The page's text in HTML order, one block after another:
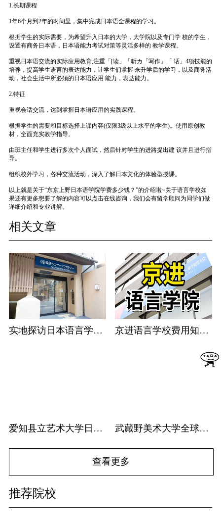
1.长期课程
1年6个月到2年的时间里，集中完成日本语全课程的学习。
根据学生的实际需要，为希望升入日本的大学，大学院以及专门学 校的学生，
设置有商务日本语，日本语能力考试对策等灵活多样的 教学课程。
重视日本语交流的实际应用教育,注重「[读」「听カ「写作」「 话」4项技能的
培养，提高学生语言的表达能力，让学生们掌握 来升学后的学习，以及商务活
动，社会生活中所必须的日本语应用 能力，表达能力。
2.特征
重视会话交流，达到掌握日本语应用的实践课程。
根据学生的需要和目标选择上课内容(仅限3级以上水平的学生)。使用原创教
材，全面充实教学指导。
由班主任和学生进行多次个人面试，然后针对学生的进路提出建 议并且进行指
导。
组织校外学习，各种交流活动，深入了解日本文化的体验型授课。
以上就是关于“东京上野日本语学院学费多少钱？”的介绍啦~关于语言学校如
果还有更多想要了解的内容可以点击在线咨询，我们会有留学顾问为同学们做
详细介绍和专业讲解。
相关文章
实地探访日本语言学校：京进语言学校篇 京进语言学校费用知多少
爱知县立艺术大学日本排名 武藏野美术大学全球排名
查看更多
推荐院校